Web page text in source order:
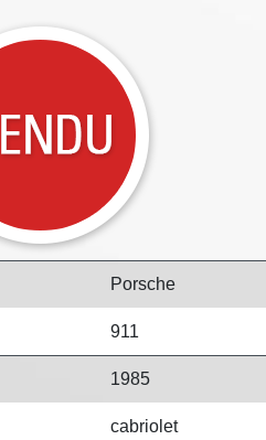
Porsche
911
1985
cabriolet